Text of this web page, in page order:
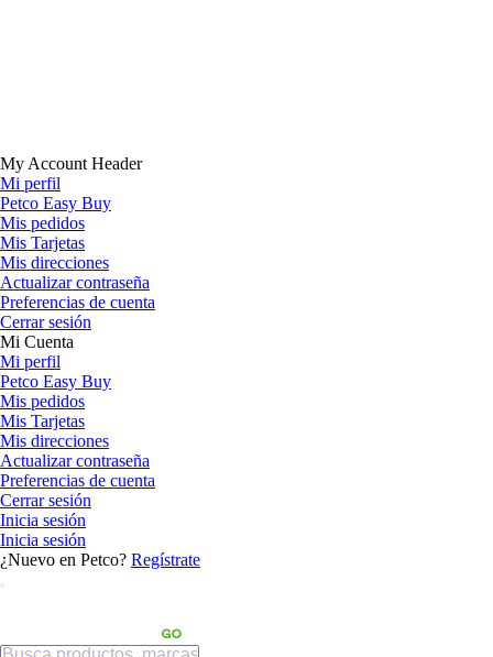
My Account Header
Mi perfil
Petco Easy Buy
Mis pedidos
Mis Tarjetas
Mis direcciones
Actualizar contraseña
Preferencias de cuenta
Cerrar sesión
Mi Cuenta
Mi perfil
Petco Easy Buy
Mis pedidos
Mis Tarjetas
Mis direcciones
Actualizar contraseña
Preferencias de cuenta
Cerrar sesión
Inicia sesión
Inicia sesión
¿Nuevo en Petco? Regístrate